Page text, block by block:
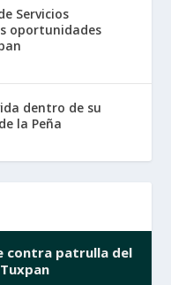
Servicios
oportunidades
dentro de su
la Peña